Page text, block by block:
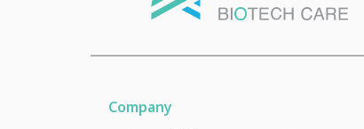
Company